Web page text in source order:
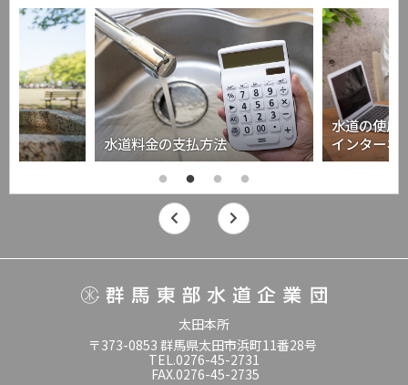
水道料金の支払方法
水道の使用
インターネ
太田本所
〒373-0853 群馬県太田市浜町11番28号
TEL.0276-45-2731
FAX.0276-45-2735